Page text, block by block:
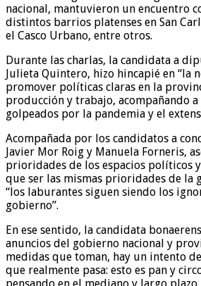
nacional, mantuvieron un encuentro
distintos barrios platenses en San
el Casco Urbano, entre otros.
Durante las charlas, la candidata a
Julieta Quintero, hizo hincapié en “la
promover políticas claras en la
producción y trabajo, acompañando a
golpeados por la pandemia y el
Acompañada por los candidatos a
Javier Mor Roig y Manuela Forneris,
prioridades de los espacios políticos
que ser las mismas prioridades de la
“los laburantes siguen siendo los
gobierno”.
En ese sentido, la candidata
anuncios del gobierno nacional y
medidas que toman, hay un intento
que realmente pasa: esto es pan y